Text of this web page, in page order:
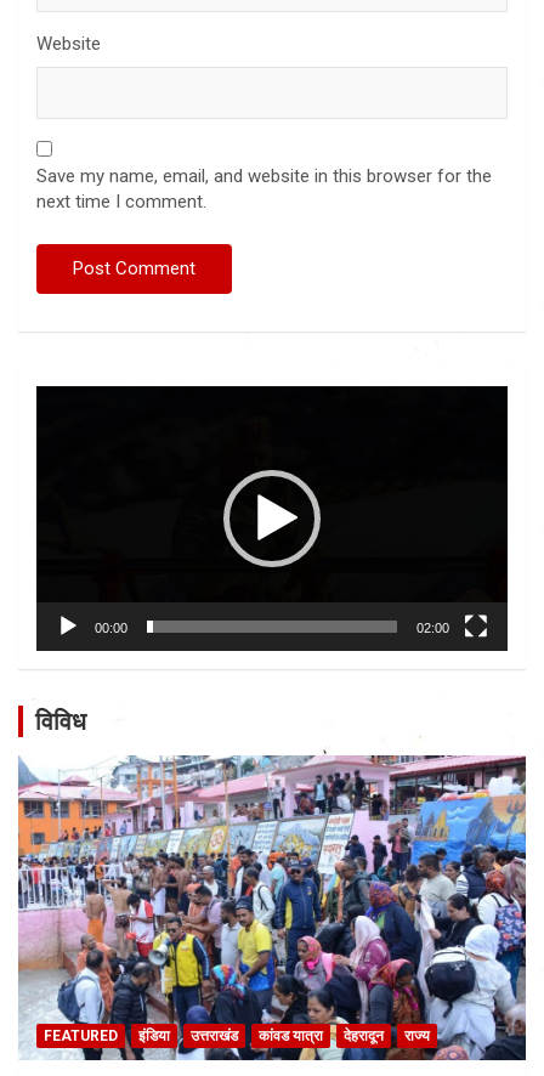
Website
Save my name, email, and website in this browser for the
next time I comment.
00:00 02:00
विविध
FEATURED इंडिया उत्तराखंड कांवड यात्रा देहरादून राज्य